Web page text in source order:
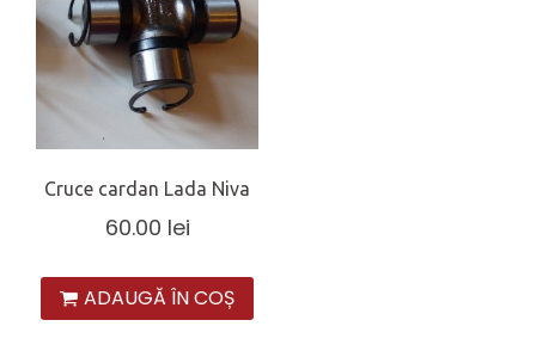
Cruce cardan Lada Niva
60.00 lei
ADAUGĂ ÎN COȘ